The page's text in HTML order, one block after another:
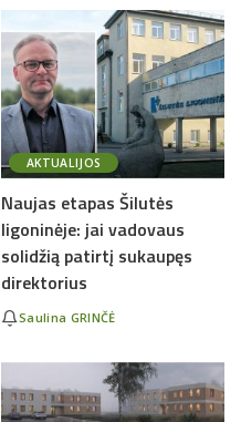
AKTUALIJOS
Naujas etapas Šilutės
ligoninėje: jai vadovaus
solidžią patirtį sukaupęs
direktorius
Saulina GRINČĖ